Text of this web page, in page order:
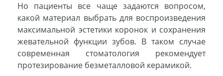
Но пациенты все чаще задаются вопросом,
какой материал выбрать для воспроизведения
максимальной эстетики коронок и сохранения
жевательной функции зубов. В таком случае
современная стоматология рекомендует
протезирование безметалловой керамикой.